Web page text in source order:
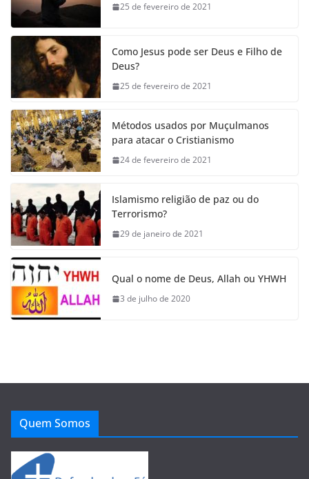
25 de fevereiro de 2021
Como Jesus pode ser Deus e Filho de
Deus?
25 de fevereiro de 2021
Métodos usados por Muçulmanos
para atacar o Cristianismo
24 de fevereiro de 2021
Islamismo religião de paz ou do
Terrorismo?
29 de janeiro de 2021
Qual o nome de Deus, Allah ou YHWH
3 de julho de 2020
Quem Somos